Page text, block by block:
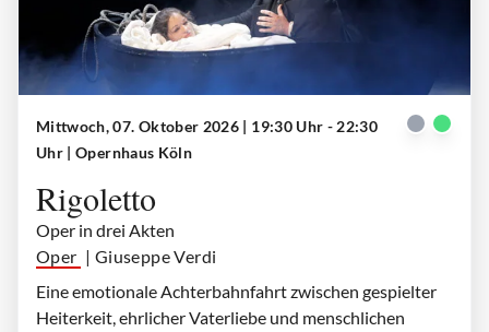
Mittwoch, 07. Oktober 2026 | 19:30 Uhr - 22:30
Uhr | Opernhaus Köln
Rigoletto
Oper in drei Akten
Oper | Giuseppe Verdi
Eine emotionale Achterbahnfahrt zwischen gespielter
Heiterkeit, ehrlicher Vaterliebe und menschlichen